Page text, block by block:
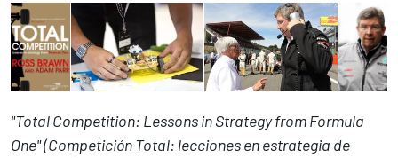
"Total Competition: Lessons in Strategy from Formula
One" (Competición Total: lecciones en estrategia de